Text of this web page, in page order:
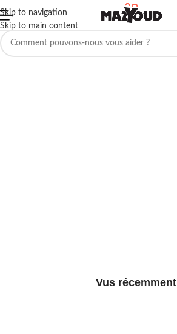
Skip to navigation
Skip to main content
Aucun produit ne correspond à votre sélection.
Vus récemment